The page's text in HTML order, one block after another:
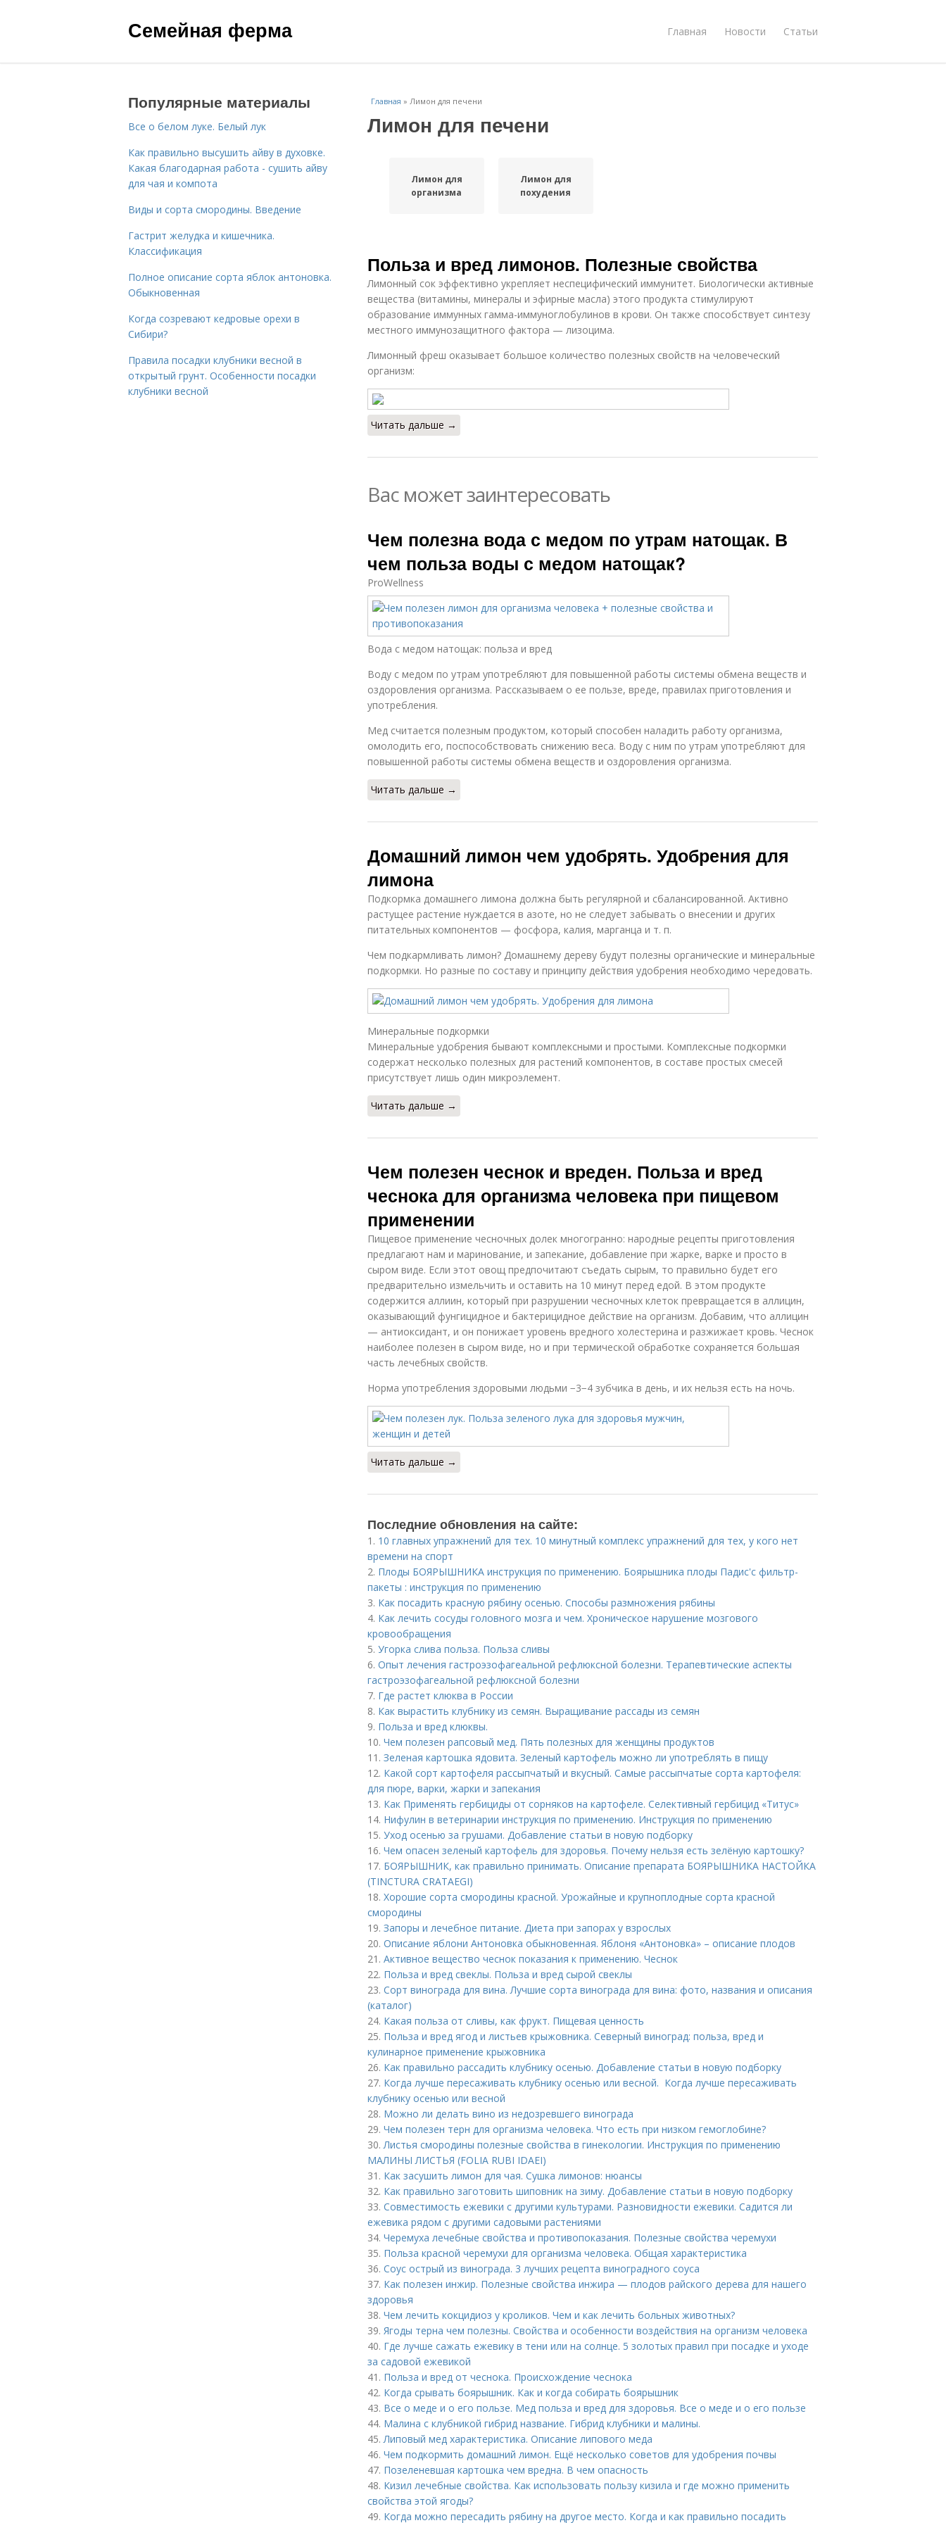
Семейная ферма Главная Новости Статьи
Главная » Лимон для печени
Лимон для печени
Лимон для
организма
Лимон для
похудения
Польза и вред лимонов. Полезные свойства
Лимонный сок эффективно укрепляет неспецифический иммунитет. Биологически активные
вещества (витамины, минералы и эфирные масла) этого продукта стимулируют
образование иммунных гамма-иммуноглобулинов в крови. Он также способствует синтезу
местного иммунозащитного фактора — лизоцима.
Лимонный фреш оказывает большое количество полезных свойств на человеческий
организм:
Читать дальше →
Вас может заинтересовать
Чем полезна вода с медом по утрам натощак. В
чем польза воды с медом натощак?
ProWellness
Вода с медом натощак: польза и вред
Воду с медом по утрам употребляют для повышенной работы системы обмена веществ и
оздоровления организма. Рассказываем о ее пользе, вреде, правилах приготовления и
употребления.
Мед считается полезным продуктом, который способен наладить работу организма,
омолодить его, поспособствовать снижению веса. Воду с ним по утрам употребляют для
повышенной работы системы обмена веществ и оздоровления организма.
Читать дальше →
Домашний лимон чем удобрять. Удобрения для
лимона
Подкормка домашнего лимона должна быть регулярной и сбалансированной. Активно
растущее растение нуждается в азоте, но не следует забывать о внесении и других
питательных компонентов — фосфора, калия, марганца и т. п.
Чем подкармливать лимон? Домашнему дереву будут полезны органические и минеральные
подкормки. Но разные по составу и принципу действия удобрения необходимо чередовать.
Минеральные подкормки
Минеральные удобрения бывают комплексными и простыми. Комплексные подкормки
содержат несколько полезных для растений компонентов, в составе простых смесей
присутствует лишь один микроэлемент.
Читать дальше →
Чем полезен чеснок и вреден. Польза и вред
чеснока для организма человека при пищевом
применении
Пищевое применение чесночных долек многогранно: народные рецепты приготовления
предлагают нам и маринование, и запекание, добавление при жарке, варке и просто в
сыром виде. Если этот овощ предпочитают съедать сырым, то правильно будет его
предварительно измельчить и оставить на 10 минут перед едой. В этом продукте
содержится аллиин, который при разрушении чесночных клеток превращается в аллицин,
оказывающий фунгицидное и бактерицидное действие на организм. Добавим, что аллицин
— антиоксидант, и он понижает уровень вредного холестерина и разжижает кровь. Чеснок
наиболее полезен в сыром виде, но и при термической обработке сохраняется большая
часть лечебных свойств.
Норма употребления здоровыми людьми −3−4 зубчика в день, и их нельзя есть на ночь.
Читать дальше →
Последние обновления на сайте:
1. 10 главных упражнений для тех. 10 минутный комплекс упражнений для тех, у кого нет
времени на спорт
2. Плоды БОЯРЫШНИКА инструкция по применению. Боярышника плоды Падис'с фильтр-
пакеты : инструкция по применению
3. Как посадить красную рябину осенью. Способы размножения рябины
4. Как лечить сосуды головного мозга и чем. Хроническое нарушение мозгового
кровообращения
5. Угорка слива польза. Польза сливы
6. Опыт лечения гастроэзофагеальной рефлюксной болезни. Терапевтические аспекты
гастроэзофагеальной рефлюксной болезни
7. Где растет клюква в России
8. Как вырастить клубнику из семян. Выращивание рассады из семян
9. Польза и вред клюквы.
10. Чем полезен рапсовый мед. Пять полезных для женщины продуктов
11. Зеленая картошка ядовита. Зеленый картофель можно ли употреблять в пищу
12. Какой сорт картофеля рассыпчатый и вкусный. Самые рассыпчатые сорта картофеля:
для пюре, варки, жарки и запекания
13. Как Применять гербициды от сорняков на картофеле. Селективный гербицид «Титус»
14. Нифулин в ветеринарии инструкция по применению. Инструкция по применению
15. Уход осенью за грушами. Добавление статьи в новую подборку
16. Чем опасен зеленый картофель для здоровья. Почему нельзя есть зелёную картошку?
17. БОЯРЫШНИК, как правильно принимать. Описание препарата БОЯРЫШНИКА НАСТОЙКА
(TINCTURA CRATAEGI)
18. Хорошие сорта смородины красной. Урожайные и крупноплодные сорта красной
смородины
19. Запоры и лечебное питание. Диета при запорах у взрослых
20. Описание яблони Антоновка обыкновенная. Яблоня «Антоновка» – описание плодов
21. Активное вещество чеснок показания к применению. Чеснок
22. Польза и вред свеклы. Польза и вред сырой свеклы
23. Сорт винограда для вина. Лучшие сорта винограда для вина: фото, названия и описания
(каталог)
24. Какая польза от сливы, как фрукт. Пищевая ценность
25. Польза и вред ягод и листьев крыжовника. Северный виноград: польза, вред и
кулинарное применение крыжовника
26. Как правильно рассадить клубнику осенью. Добавление статьи в новую подборку
27. Когда лучше пересаживать клубнику осенью или весной. Когда лучше пересаживать
клубнику осенью или весной
28. Можно ли делать вино из недозревшего винограда
29. Чем полезен терн для организма человека. Что есть при низком гемоглобине?
30.Листья смородины полезные свойства в гинекологии. Инструкция по применению
МАЛИНЫ ЛИСТЬЯ (FOLIA RUBI IDAEI)
31. Как засушить лимон для чая. Сушка лимонов: нюансы
32. Как правильно заготовить шиповник на зиму. Добавление статьи в новую подборку
33. Совместимость ежевики с другими культурами. Разновидности ежевики. Садится ли
ежевика рядом с другими садовыми растениями
34. Черемуха лечебные свойства и противопоказания. Полезные свойства черемухи
35. Польза красной черемухи для организма человека. Общая характеристика
36. Соус острый из винограда. 3 лучших рецепта виноградного соуса
37. Как полезен инжир. Полезные свойства инжира — плодов райского дерева для нашего
здоровья
38. Чем лечить кокцидиоз у кроликов. Чем и как лечить больных животных?
39. Ягоды терна чем полезны. Свойства и особенности воздействия на организм человека
40. Где лучше сажать ежевику в тени или на солнце. 5 золотых правил при посадке и уходе
за садовой ежевикой
41. Польза и вред от чеснока. Происхождение чеснока
42. Когда срывать боярышник. Как и когда собирать боярышник
43. Все о меде и о его пользе. Мед польза и вред для здоровья. Все о меде и о его пользе
44. Малина с клубникой гибрид название. Гибрид клубники и малины.
45.Липовый мед характеристика. Описание липового меда
46. Чем подкормить домашний лимон. Ещё несколько советов для удобрения почвы
47. Позеленевшая картошка чем вредна. В чем опасность
48. Кизил лечебные свойства. Как использовать пользу кизила и где можно применить
свойства этой ягоды?
49. Когда можно пересадить рябину на другое место. Когда и как правильно посадить
Популярные материалы
Все о белом луке. Белый лук
Как правильно высушить айву в духовке.
Какая благодарная работа - сушить айву
для чая и компота
Виды и сорта смородины. Введение
Гастрит желудка и кишечника.
Классификация
Полное описание сорта яблок антоновка.
Обыкновенная
Когда созревают кедровые орехи в
Сибири?
Правила посадки клубники весной в
открытый грунт. Особенности посадки
клубники весной